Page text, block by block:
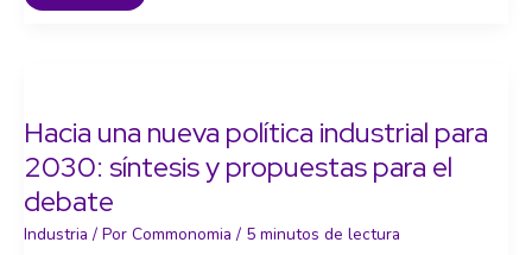
al
2030
Hacia una nueva política industrial para
2030: síntesis y propuestas para el
debate
Industria / Por Commonomia / 5 minutos de lectura